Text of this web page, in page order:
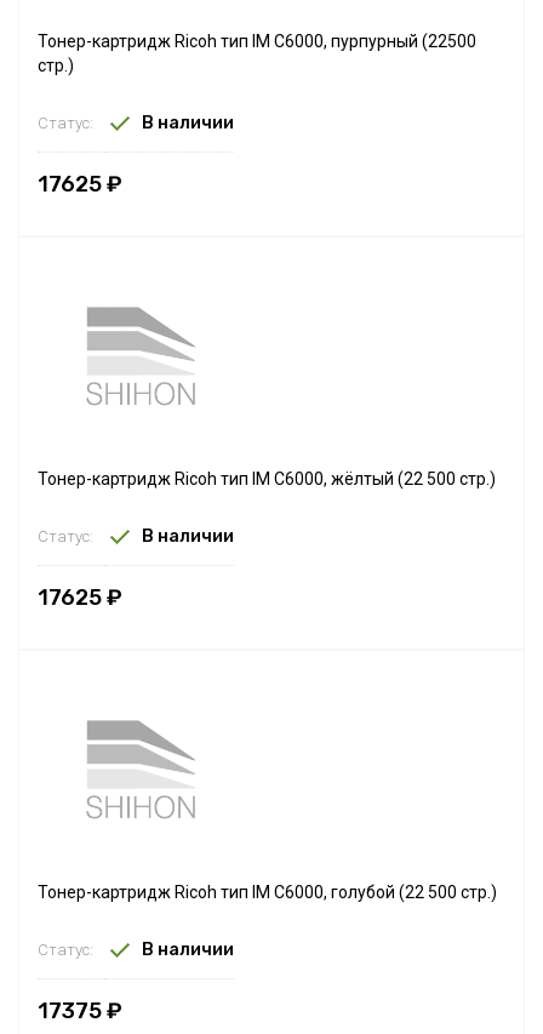
Тонер-картридж Ricoh тип IM C6000, пурпурный (22500
стр.)
Статус: В наличии
17625 ₽
Тонер-картридж Ricoh тип IM C6000, жёлтый (22 500 стр.)
Статус: В наличии
17625 ₽
Тонер-картридж Ricoh тип IM C6000, голубой (22 500 стр.)
Статус: В наличии
17375 ₽